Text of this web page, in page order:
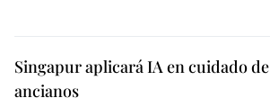
Singapur aplicará IA en cuidado de
ancianos